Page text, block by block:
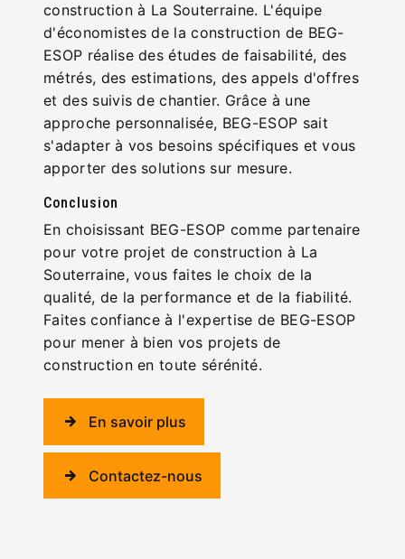
construction à La Souterraine. L'équipe
d'économistes de la construction de BEG-
ESOP réalise des études de faisabilité, des
métrés, des estimations, des appels d'offres
et des suivis de chantier. Grâce à une
approche personnalisée, BEG-ESOP sait
s'adapter à vos besoins spécifiques et vous
apporter des solutions sur mesure.
Conclusion
En choisissant BEG-ESOP comme partenaire
pour votre projet de construction à La
Souterraine, vous faites le choix de la
qualité, de la performance et de la fiabilité.
Faites confiance à l'expertise de BEG-ESOP
pour mener à bien vos projets de
construction en toute sérénité.
En savoir plus
Contactez-nous